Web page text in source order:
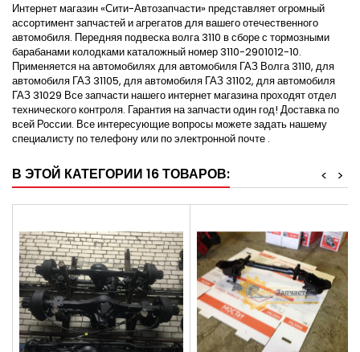
Интернет магазин «Сити-Автозапчасти» представляет огромный
ассортимент запчастей и агрегатов для вашего отечественного
автомобиля. Передняя подвеска волга 3110 в сборе с тормозными
барабанами колодками каталожный номер 3110-2901012-10.
Применяется на автомобилях для автомобиля ГАЗ Волга 3110, для
автомобиля ГАЗ 31105, для автомобиля ГАЗ 31102, для автомобиля
ГАЗ 31029 Все запчасти нашего интернет магазина проходят отдел
технического контроля. Гарантия на запчасти один год! Доставка по
всей России. Все интересующие вопросы можете задать нашему
специалисту по телефону или по электронной почте .
В ЭТОЙ КАТЕГОРИИ 16 ТОВАРОВ: >
<